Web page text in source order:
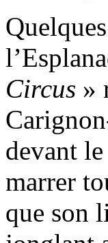
Circus »
devant
marrer
que son